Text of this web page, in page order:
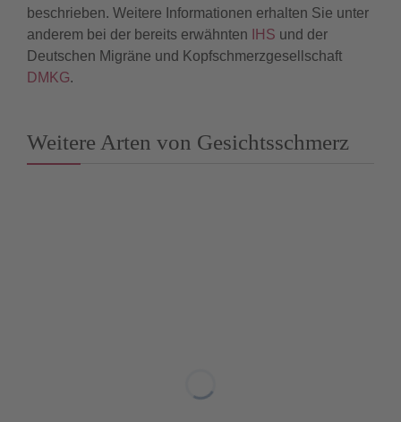
beschrieben. Weitere Informationen erhalten Sie unter
anderem bei der bereits erwähnten
IHS und der
Deutschen Migräne und Kopfschmerzgesellschaft
DMKG.
Weitere Arten von Gesichtsschmerz